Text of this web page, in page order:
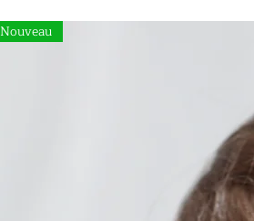
Nouveau